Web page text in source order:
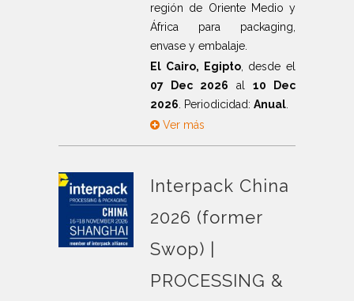
región de Oriente Medio y
África para packaging,
envase y embalaje.
El Cairo, Egipto, desde el
07 Dec 2026 al 10 Dec
2026 . Periodicidad: Anual
Ver más
Interpack China
2026 (former
Swop) |
PROCESSING &